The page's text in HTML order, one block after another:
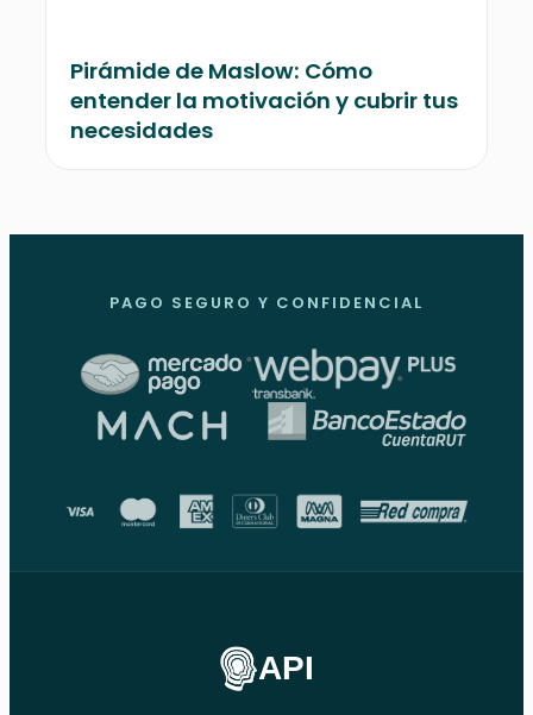
Pirámide de Maslow: Cómo
entender la motivación y cubrir tus
necesidades
PAGO SEGURO Y CONFIDENCIAL
API